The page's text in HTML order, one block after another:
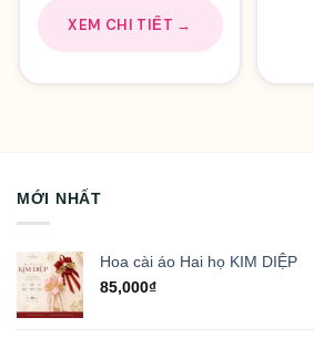
XEM CHI TIẾT →
MỚI NHẤT
Hoa cài áo Hai họ KIM DIỆP
85,000₫